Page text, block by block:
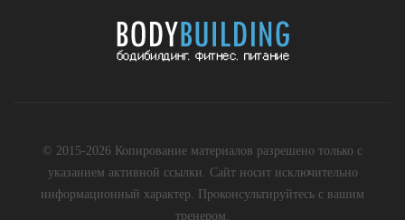
© 2015-2026 Копирование материалов разрешено только с
указанием активной ссылки. Сайт носит исключительно
информационный характер. Проконсультируйтесь с вашим
тренером.